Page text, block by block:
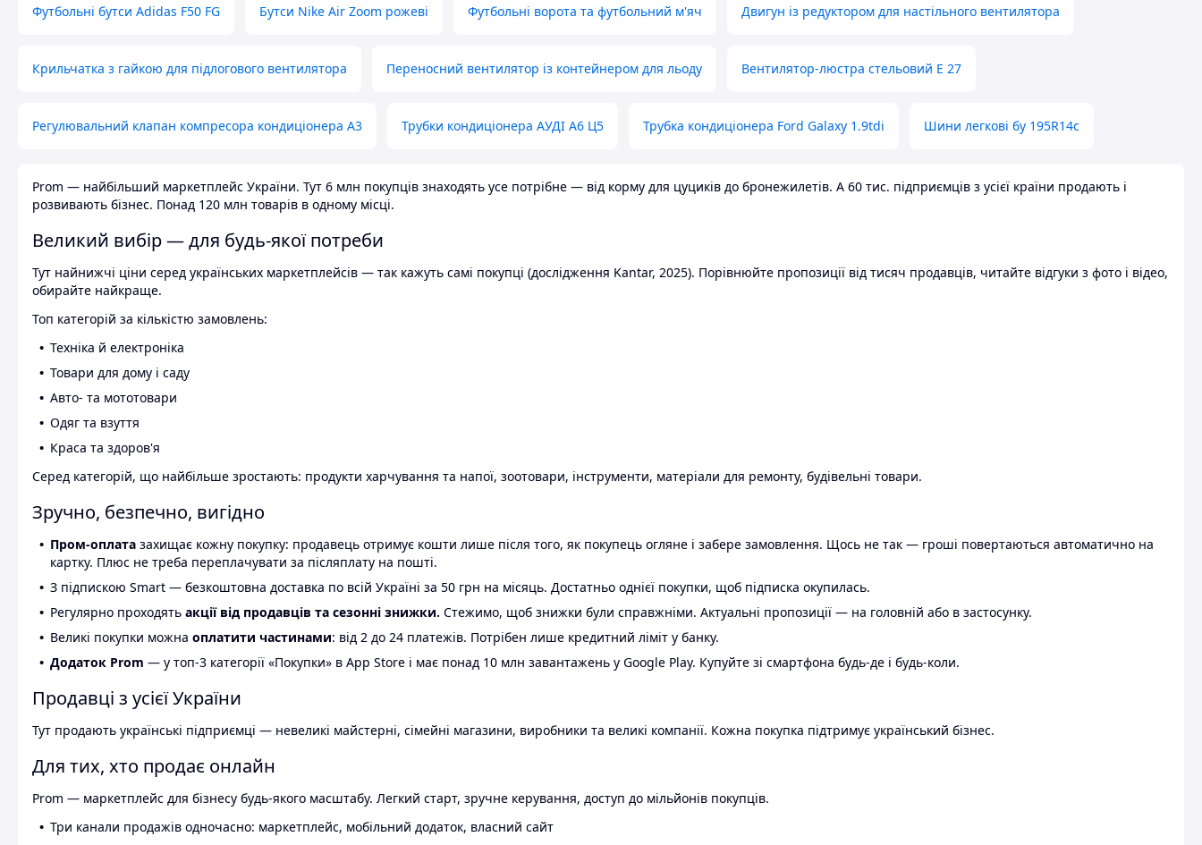
Футбольні бутси Adidas F50 FG Бутси Nike Air Zoom рожеві Футбольні ворота та футбольний м'яч Двигун із редуктором для настільного вентилятора
Крильчатка з гайкою для підлогового вентилятора Переносний вентилятор із контейнером для льоду Вентилятор-люстра стельовий E 27
Регулювальний клапан компресора кондиціонера А3 Трубки кондиціонера АУДІ А6 Ц5 Трубка кондиціонера Ford Galaxy 1.9tdi Шини легкові бу 195R14c
Prom — найбільший маркетплейс України. Тут 6 млн покупців знаходять усе потрібне — від корму для цуциків до бронежилетів. А 60 тис. підприємців з усієї країни продають і
розвивають бізнес. Понад 120 млн товарів в одному місці.
Великий вибір — для будь-якої потреби
Тут найнижчі ціни серед українських маркетплейсів — так кажуть самі покупці (дослідження Kantar, 2025). Порівнюйте пропозиції від тисяч продавців, читайте відгуки з фото і відео,
обирайте найкраще.
Топ категорій за кількістю замовлень:
Техніка й електроніка
Товари для дому і саду
Авто- та мототовари
Одяг та взуття
Краса та здоров'я
Серед категорій, що найбільше зростають: продукти харчування та напої, зоотовари, інструменти, матеріали для ремонту, будівельні товари.
Зручно, безпечно, вигідно
Пром-оплата захищає кожну покупку: продавець отримує кошти лише після того, як покупець огляне і забере замовлення. Щось не так — гроші повертаються автоматично на
картку. Плюс не треба переплачувати за післяплату на пошті.
З підпискою Smart — безкоштовна доставка по всій Україні за 50 грн на місяць. Достатньо однієї покупки, щоб підписка окупилась.
Регулярно проходять акції від продавців та сезонні знижки. Стежимо, щоб знижки були справжніми. Актуальні пропозиції — на головній або в застосунку.
Великі покупки можна оплатити частинами: від 2 до 24 платежів. Потрібен лише кредитний ліміт у банку.
Додаток Prom — у топ-3 категорії «Покупки» в App Store і має понад 10 млн завантажень у Google Play. Купуйте зі смартфона будь-де і будь-коли.
Продавці з усієї України
Тут продають українські підприємці — невеликі майстерні, сімейні магазини, виробники та великі компанії. Кожна покупка підтримує український бізнес.
Для тих, хто продає онлайн
Prom — маркетплейс для бізнесу будь-якого масштабу. Легкий старт, зручне керування, доступ до мільйонів покупців.
Три канали продажів одночасно: маркетплейс, мобільний додаток, власний сайт